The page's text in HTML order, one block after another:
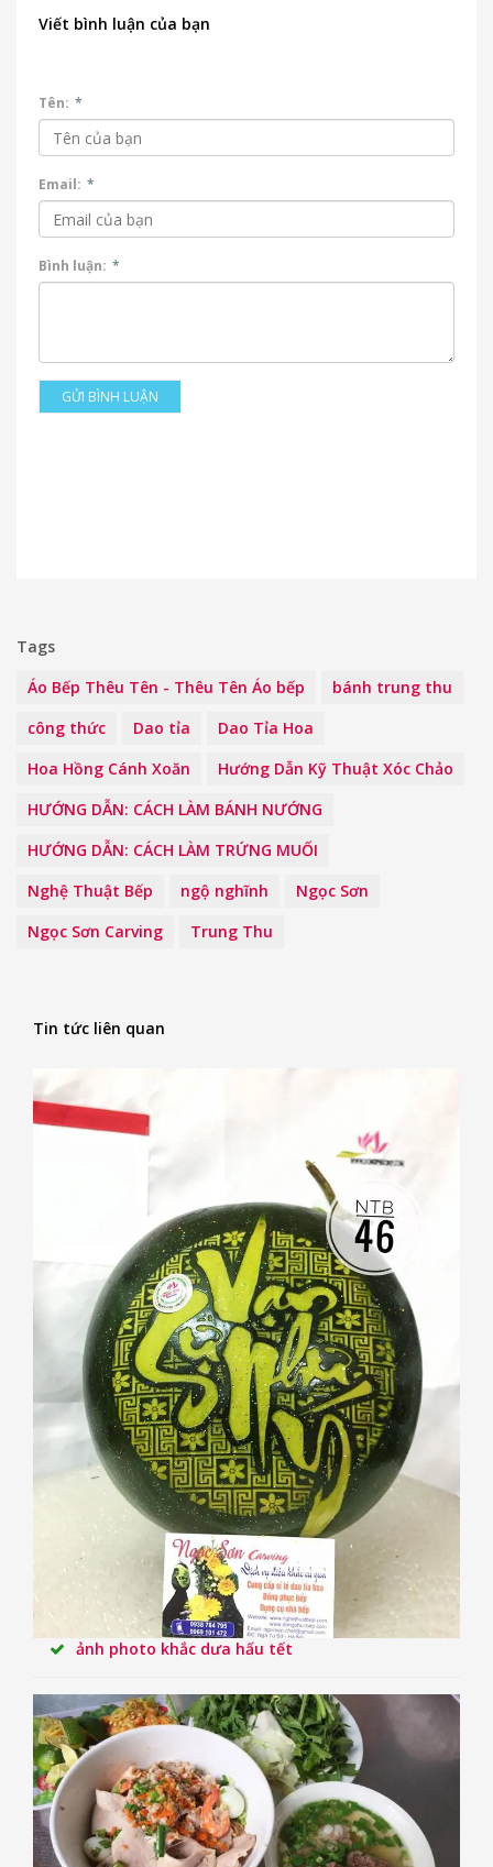
Viết bình luận của bạn
Tên: *
Email: *
Bình luận: *
GỬI BÌNH LUẬN
Tags
Áo Bếp Thêu Tên - Thêu Tên Áo bếp
bánh trung thu
công thức
Dao tỉa
Dao Tỉa Hoa
Hoa Hồng Cánh Xoăn
Hướng Dẫn Kỹ Thuật Xóc Chảo
HƯỚNG DẪN: CÁCH LÀM BÁNH NƯỚNG
HƯỚNG DẪN: CÁCH LÀM TRỨNG MUỐI
Nghệ Thuật Bếp
ngộ nghĩnh
Ngọc Sơn
Ngọc Sơn Carving
Trung Thu
Tin tức liên quan
ảnh photo khắc dưa hấu tết